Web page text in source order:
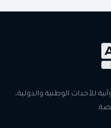
للأحداث الوطنية والدولية،